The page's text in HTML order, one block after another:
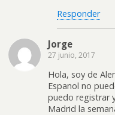
Responder
Jorge
27 junio, 2017
Hola, soy de
Espanol no
puedo registrar
Madrid la